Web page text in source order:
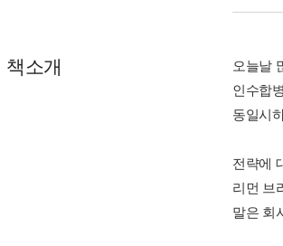
책소개
오늘날
인수합
동일시
전략에
리먼 브
말은 회